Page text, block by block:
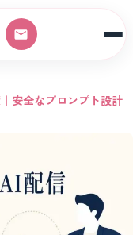
安全なプロンプト設計